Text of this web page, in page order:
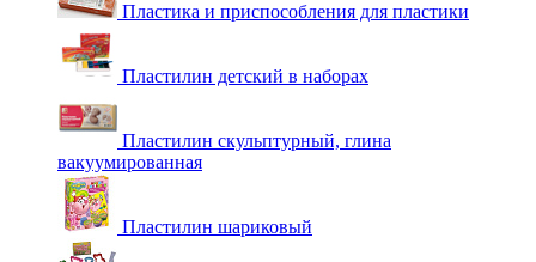
Пластика и приспособления для пластики
Пластилин детский в наборах
Пластилин скульптурный, глина
вакуумированная
Пластилин шариковый